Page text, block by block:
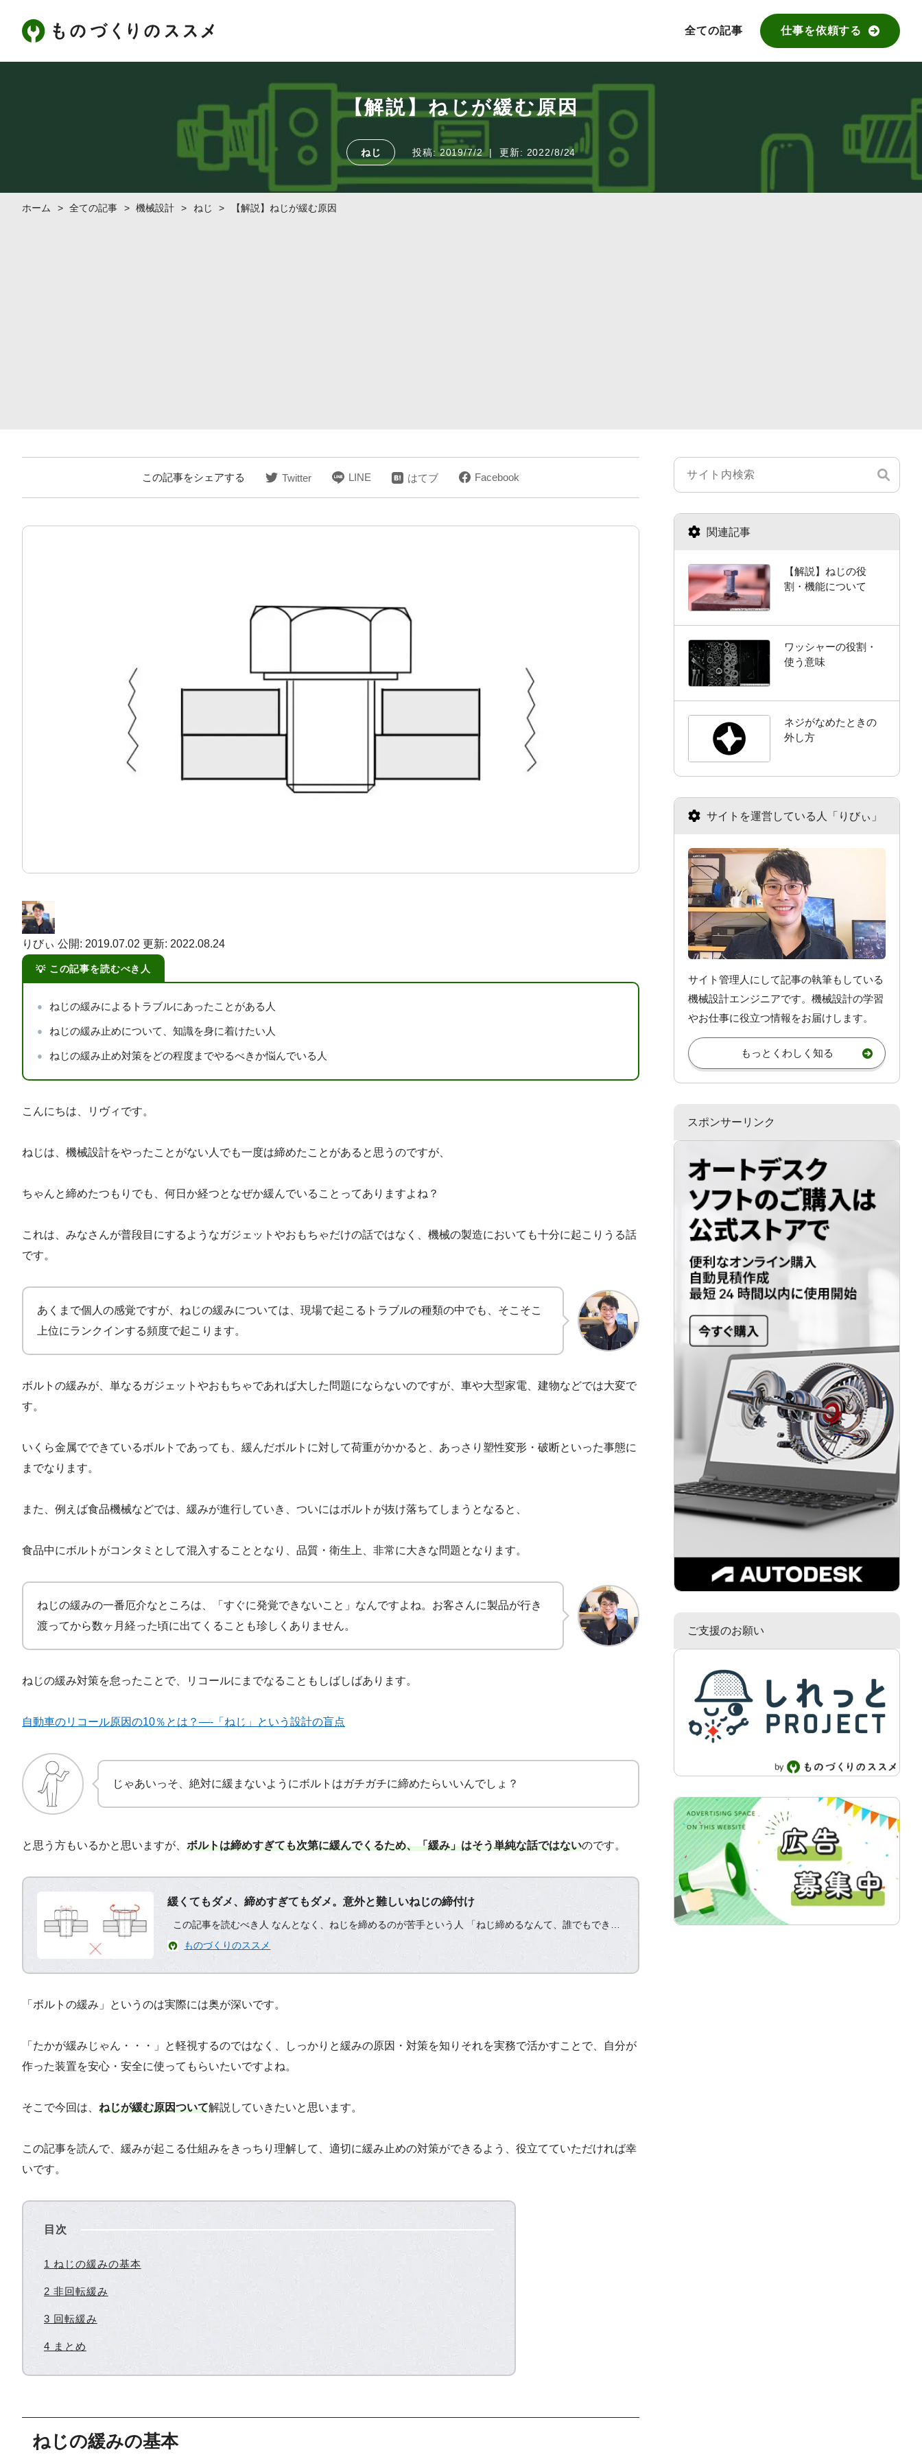
全ての記事 仕事を依頼する
【解説】ねじが緩む原因
ねじ 投稿:2019/7/2 更新: 2022/8/24
ホーム > 全ての記事 > 機械設計 > ねじ > 【解説】ねじが緩む原因
この記事をシェアする Twitter LINE はてブ Facebook
りびぃ 公開: 2019.07.02 更新: 2022.08.24
この記事を読むべき人
ねじの緩みによるトラブルにあったことがある人
ねじの緩み止めについて、知識を身に着けたい人
ねじの緩み止め対策をどの程度までやるべきか悩んでいる人
こんにちは、リヴィです。
ねじは、機械設計をやったことがない人でも一度は締めたことがあると思うのですが、
ちゃんと締めたつもりでも、何日か経つとなぜか緩んでいることってありますよね？
これは、みなさんが普段目にするようなガジェットやおもちゃだけの話ではなく、機械の製造においても十分に起こりうる話
です。
あくまで個人の感覚ですが、ねじの緩みについては、現場で起こるトラブルの種類の中でも、そこそこ
上位にランクインする頻度で起こります。
ボルトの緩みが、単なるガジェットやおもちゃであれば大した問題にならないのですが、車や大型家電、建物などでは大変で
す。
いくら金属でできているボルトであっても、緩んだボルトに対して荷重がかかると、あっさり塑性変形・破断といった事態に
までなります。
また、例えば食品機械などでは、緩みが進行していき、ついにはボルトが抜け落ちてしまうとなると、
食品中にボルトがコンタミとして混入することとなり、品質・衛生上、非常に大きな問題となります。
ねじの緩みの一番厄介なところは、「すぐに発覚できないこと」なんですよね。お客さんに製品が行き
渡ってから数ヶ月経った頃に出てくることも珍しくありません。
ねじの緩み対策を怠ったことで、リコールにまでなることもしばしばあります。
自動車のリコール原因の10％とは？—-「ねじ」という設計の盲点
じゃあいっそ、絶対に緩まないようにボルトはガチガチに締めたらいいんでしょ？
と思う方もいるかと思いますが、 ボルトは締めすぎても次第に緩んでくるため、「緩み」はそう単純な話ではないのです。
緩くてもダメ、締めすぎてもダメ。意外と難しいねじの締付け
この記事を読むべき人 なんとなく、ねじを締めるのが苦手という人 「ねじ締めるなんて、誰でもできる
じゃん」と思っている人 ちゃんとねじを締めてるはずなのに、気がついたら緩んでいると感じてい…
ものづくりのススメ
「ボルトの緩み」というのは実際には奥が深いです。
「たかが緩みじゃん・・・」と軽視するのではなく、しっかりと緩みの原因・対策を知りそれを実務で活かすことで、自分が
作った装置を安心・安全に使ってもらいたいですよね。
そこで今回は、 ねじが緩む原因ついて解説していきたいと思います。
この記事を読んで、緩みが起こる仕組みをきっちり理解して、適切に緩み止めの対策ができるよう、役立てていただければ幸
いです。
目次
1 ねじの緩みの基本
2 非回転緩み
3 回転緩み
4 まとめ
ねじの緩みの基本
関連記事
【解説】ねじの役
割・機能について
ワッシャーの役割・
使う意味
ネジがなめたときの
外し方
サイトを運営している人「りびぃ」
サイト管理人にして記事の執筆もしている
機械設計エンジニアです。機械設計の学習
やお仕事に役立つ情報をお届けします。
もっとくわしく知る
スポンサーリンク
ご支援のお願い